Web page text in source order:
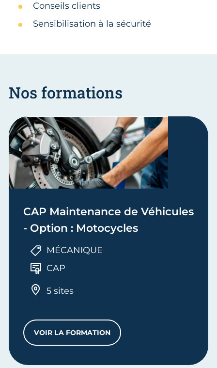
Conseils clients
Sensibilisation à la sécurité
Nos formations
CAP Maintenance de Véhicules
- Option : Motocycles
MÉCANIQUE
CAP
5 sites
VOIR LA FORMATIONCAP MAINTENANCE DE VÉHICULES -